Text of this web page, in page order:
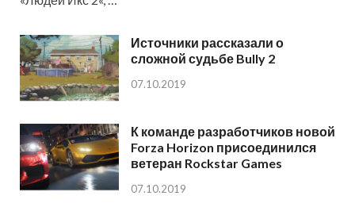
Источники рассказали о
сложной судьбе Bully 2
07.10.2019
К команде разработчиков новой
Forza Horizon присоединился
ветеран Rockstar Games
07.10.2019